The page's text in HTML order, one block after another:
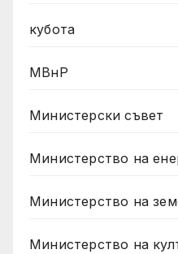
кубота
МВнР
Министерски съвет
Министерство на
Министерство на
Министерство на